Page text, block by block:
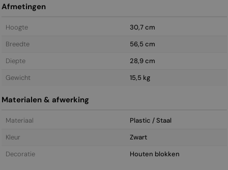
Afmetingen
Hoogte
30,7 cm
Breedte
56,5 cm
Diepte
28,9 cm
Gewicht
15,5 kg
Materialen & afwerking
Materiaal
Plastic / Staal
Kleur
Zwart
Decoratie
Houten blokken